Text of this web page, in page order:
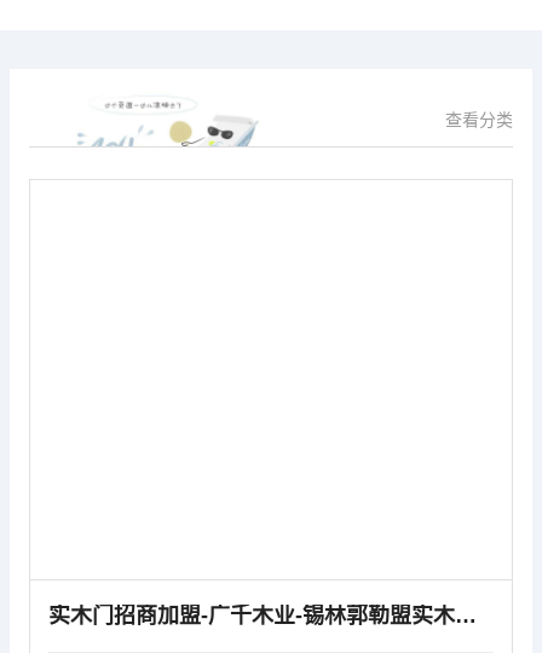
查看分类
实木门招商加盟-广千木业-锡林郭勒盟实木门招商加盟